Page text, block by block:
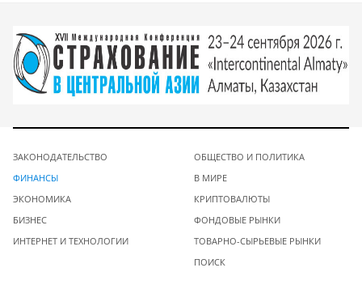
ЗАКОНОДАТЕЛЬСТВО
ФИНАНСЫ
ЭКОНОМИКА
БИЗНЕС
ИНТЕРНЕТ И ТЕХНОЛОГИИ
ОБЩЕСТВО И ПОЛИТИКА
В МИРЕ
КРИПТОВАЛЮТЫ
ФОНДОВЫЕ РЫНКИ
ТОВАРНО-СЫРЬЕВЫЕ РЫНКИ
ПОИСК